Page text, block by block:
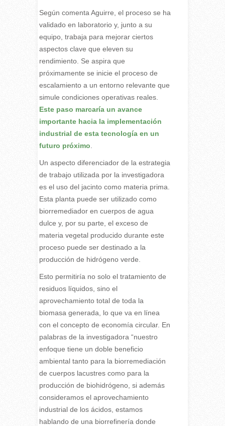
Según comenta Aguirre, el proceso se ha
validado en laboratorio y, junto a su
equipo, trabaja para mejorar ciertos
aspectos clave que eleven su
rendimiento. Se aspira que
próximamente se inicie el proceso de
escalamiento a un entorno relevante que
simule condiciones operativas reales.
Este paso marcaría un avance
importante hacia la implementación
industrial de esta tecnología en un
futuro próximo
Un aspecto diferenciador de la estrategia
de trabajo utilizada por la investigadora
es el uso del jacinto como materia prima.
Esta planta puede ser utilizado como
biorremediador en cuerpos de agua
dulce y, por su parte, el exceso de
materia vegetal producido durante este
proceso puede ser destinado a la
producción de hidrógeno verde.
Esto permitiría no solo el tratamiento de
residuos líquidos, sino el
aprovechamiento total de toda la
biomasa generada, lo que va en línea
con el concepto de economía circular. En
palabras de la investigadora “nuestro
enfoque tiene un doble beneficio
ambiental tanto para la biorremediación
de cuerpos lacustres como para la
producción de biohidrógeno, si además
consideramos el aprovechamiento
industrial de los ácidos, estamos
hablando de una biorrefinería donde